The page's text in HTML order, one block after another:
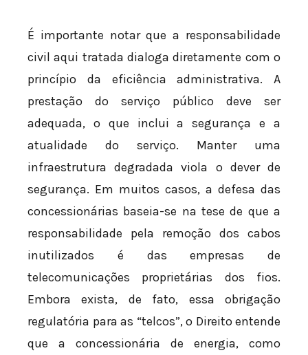
É importante notar que a responsabilidade
civil aqui tratada dialoga diretamente com o
princípio da eficiência administrativa. A
prestação do serviço público deve ser
adequada, o que inclui a segurança e a
atualidade do serviço. Manter uma
infraestrutura degradada viola o dever de
segurança. Em muitos casos, a defesa das
concessionárias baseia-se na tese de que a
responsabilidade pela remoção dos cabos
inutilizados é das empresas de
telecomunicações proprietárias dos fios.
Embora exista, de fato, essa obrigação
regulatória para as “telcos”, o Direito entende
que a concessionária de energia, como